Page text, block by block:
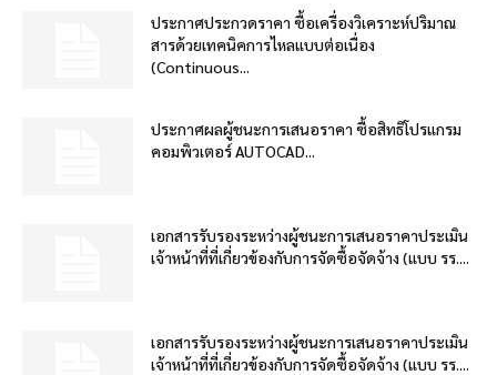
ประกาศประกวดราคา ซื้อเครื่องวิเคราะห์ปริมาณ
สารด้วยเทคนิคการไหลแบบต่อเนื่อง
(Continuous...
ประกาศผลผู้ชนะการเสนอราคา ซื้อสิทธิโปรแกรม
คอมพิวเตอร์ AUTOCAD...
เอกสารรับรองระหว่างผู้ชนะการเสนอราคาประเมิน
เจ้าหน้าที่ที่เกี่ยวข้องกับการจัดซื้อจัดจ้าง (แบบ รร....
เอกสารรับรองระหว่างผู้ชนะการเสนอราคาประเมิน
เจ้าหน้าที่ที่เกี่ยวข้องกับการจัดซื้อจัดจ้าง (แบบ รร....